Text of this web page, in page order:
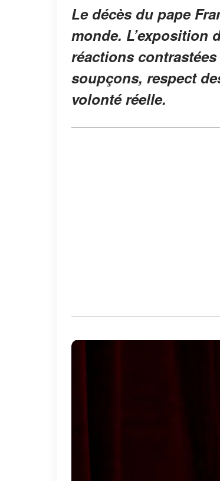
Le décès du pape
monde. L’exposition
réactions
soupçons, respect
volonté réelle.